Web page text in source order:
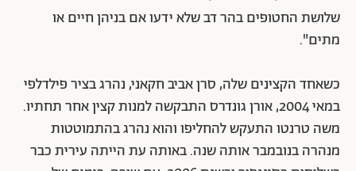
שלושת החטופים בהר דב שלא ידעו אם בניהן חיים או
מתים".
כשאחד הקצינים שלה, סרן אביב חקאני, נהרג בציר פילדלפי
במאי 2004, אורן גונדרס התבקשה למנות קצין אחר תחתיו.
משה טרנטו התעקש להחליפו והוא נהרג בהתמוטטות
מנהרה בנובמבר אותה שנה. באותה עת הייתה עירית כבר